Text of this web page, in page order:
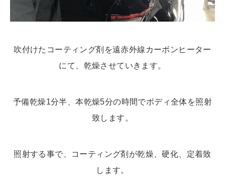
吹付けたコーティング剤を遠赤外線カーボンヒーター
にて、乾燥させていきます。
予備乾燥1分半、本乾燥5分の時間でボディ全体を照射
致します。
照射する事で、コーティング剤が乾燥、硬化、定着致
します。